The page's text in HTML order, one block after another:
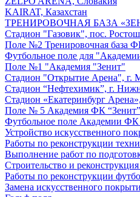
KAIRAT, Казахстан
ТРЕНИРОВОЧНАЯ БАЗА
Стадион "Газовик", пос.
Поле №2 Тренировочная база
Футбольное поле для
Поле №1 "Академия "Зенит"
Стадион "Открытие Арена", г.
Стадион “Нефтехимик”, г.
Стадион «Екатеринбург
Поле № 5 Академия ФК
Футбольное поле Академии
Устройство искусственного
Работы по реконструкции
Выполнение работ по
Строительство и
Работы по реконструкции
Замена искусственного